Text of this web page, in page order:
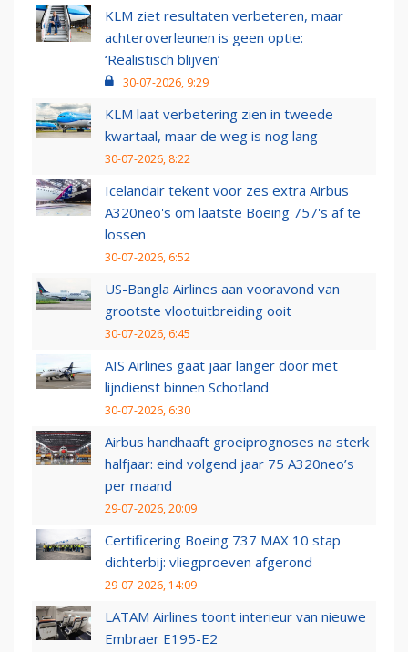
KLM ziet resultaten verbeteren, maar
achteroverleunen is geen optie:
‘Realistisch blijven’
30-07-2026, 9:29
KLM laat verbetering zien in tweede
kwartaal, maar de weg is nog lang
30-07-2026, 8:22
Icelandair tekent voor zes extra Airbus
A320neo's om laatste Boeing 757's af te
lossen
30-07-2026, 6:52
US-Bangla Airlines aan vooravond van
grootste vlootuitbreiding ooit
30-07-2026, 6:45
AIS Airlines gaat jaar langer door met
lijndienst binnen Schotland
30-07-2026, 6:30
Airbus handhaaft groeiprognoses na sterk
halfjaar: eind volgend jaar 75 A320neo’s
per maand
29-07-2026, 20:09
Certificering Boeing 737 MAX 10 stap
dichterbij: vliegproeven afgerond
29-07-2026, 14:09
LATAM Airlines toont interieur van nieuwe
Embraer E195-E2